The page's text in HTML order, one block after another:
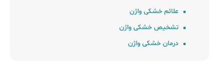
علائم خشکی واژن
تشخیص خشکی واژن
درمان خشکی واژن